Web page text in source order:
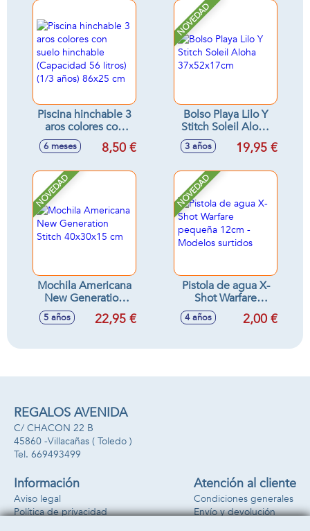
Piscina hinchable 3
aros colores con
suelo hinchable
(Capacidad 56
86x25 cm
6 meses 8,50 €
NOVEDAD
Bolso Playa Lilo Y
Stitch Soleil Aloha
37x52x17cm
3 años 19,95 €
NOVEDAD
Mochila Americana
New Generation
Stitch 40x30x15 cm
5 años 22,95 €
NOVEDAD
Pistola de agua X-
Shot Warfare
pequeña 12cm -
Modelos surtidos
4 años 2,00 €
REGALOS AVENIDA
C/ CHACON 22 B
45860 -Villacañas ( Toledo )
669493499
Información
Aviso legal
Política de privacidad
Atención al cliente
Condiciones generales
Envío y devolución